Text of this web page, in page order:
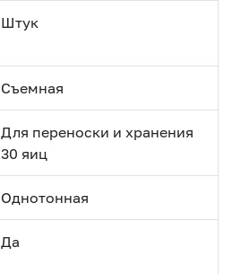
Штук
Съемная
Для переноски и хранения
30 яиц
Однотонная
Да